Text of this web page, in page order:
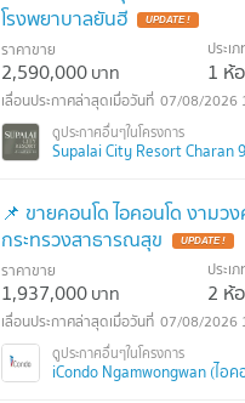
โรงพยาบาลยันฮี
UPDATE !
ราคาขาย
2,590,000บาท
ประเ
1 ห้
07/08/2026
Supalai City Resort
📌 ขายคอนโด ไอคอนโด งาม
กระทรวงสาธารณสุข
UPDATE !
ราคาขาย
1,937,000บาท
ประเ
2 ห้
07/08/2026
iCondo Ngamwongwan (ไอ